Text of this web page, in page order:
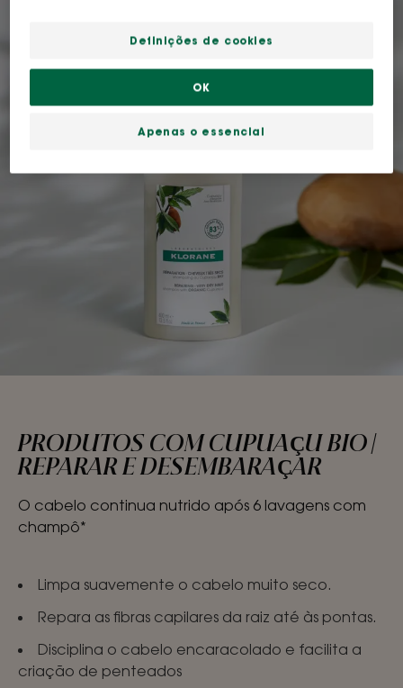
PRODUTOS COM CUPUAÇU BIO |
REPARAR E DESEMBARAÇAR
O cabelo continua nutrido após 6 lavagens com
champô*
Limpa suavemente o cabelo muito seco.
Repara as fibras capilares da raiz até às pontas.
Disciplina o cabelo encaracolado e facilita a
criação de penteados
Definições de cookies
Apenas o essencial
OK